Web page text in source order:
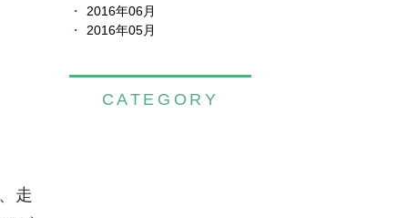
走
2016年06月
2016年05月
CATEGORY